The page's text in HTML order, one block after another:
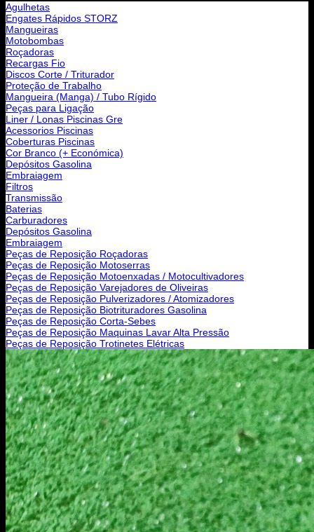
Agulhetas
Engates Rápidos STORZ
Mangueiras
Motobombas
Roçadoras
Recargas Fio
Discos Corte / Triturador
Proteção de Trabalho
Mangueira (Manga) / Tubo Rígido
Peças para Ligação
Liner / Lonas Piscinas Gre
Acessorios Piscinas
Coberturas Piscinas
Cor Branco (+ Económica)
Depósitos Gasolina
Embraiagem
Filtros
Transmissão
Baterias
Carburadores
Depósitos Gasolina
Embraiagem
Peças de Reposição Roçadoras
Peças de Reposição Motoserras
Peças de Reposição Motoenxadas / Motocultivadores
Peças de Reposição Varejadores de Oliveiras
Peças de Reposição Pulverizadores / Atomizadores
Peças de Reposição Biotrituradores Gasolina
Peças de Reposição Corta-Sebes
Peças de Reposição Maquinas Lavar Alta Pressão
Peças de Reposição Trotinetes Elétricas